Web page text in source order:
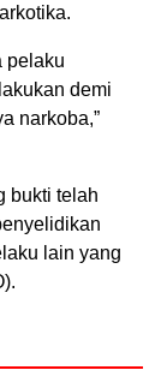
pelaku
demi
narkoba,”
bukti telah
lain yang